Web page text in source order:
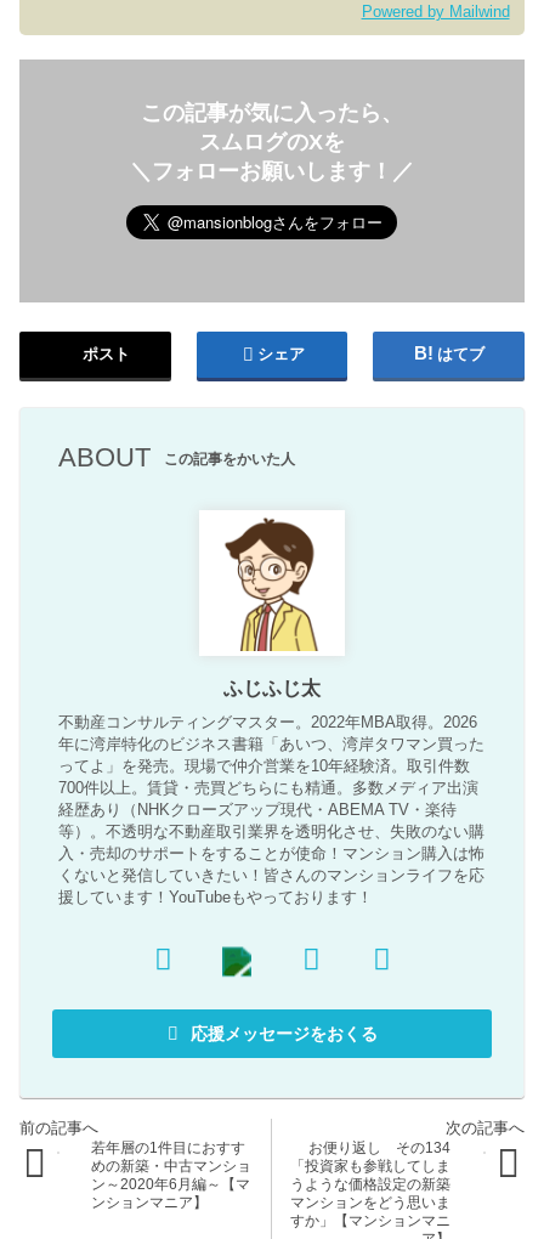
Powered by Mailwind
この記事が気に入ったら、
スムログのXを
＼フォローお願いします！／
ポスト シェア はてブ
ABOUT この記事をかいた人
ふじふじ太
不動産コンサルティングマスター。2022年MBA取得。2026
年に湾岸特化のビジネス書籍「あいつ、湾岸タワマン買った
ってよ」を発売。現場で仲介営業を10年経験済。取引件数
700件以上。賃貸・売買どちらにも精通。多数メディア出演
経歴あり（NHKクローズアップ現代・ABEMA TV・楽待
等）。不透明な不動産取引業界を透明化させ、失敗のない購
入・売却のサポートをすることが使命！マンション購入は怖
くないと発信していきたい！皆さんのマンションライフを応
援しています！YouTubeもやっております！
応援メッセージをおくる
若年層の1件目におすす
めの新築・中古マンショ
ン～2020年6月編～【マ
ンションマニア】
お便り返し その134
「投資家も参戦してしま
うような価格設定の新築
マンションをどう思いま
すか」【マンションマニ